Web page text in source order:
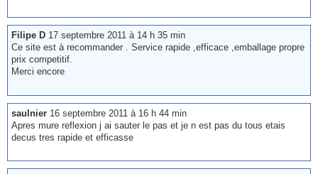
Filipe D 17 septembre 2011 à 14 h 35 min
Ce site est à recommander . Service rapide ,efficace ,emballage propre
prix competitif.
Merci encore
saulnier 16 septembre 2011 à 16 h 44 min
Apres mure reflexion j ai sauter le pas et je n est pas du tous etais
decus tres rapide et efficasse